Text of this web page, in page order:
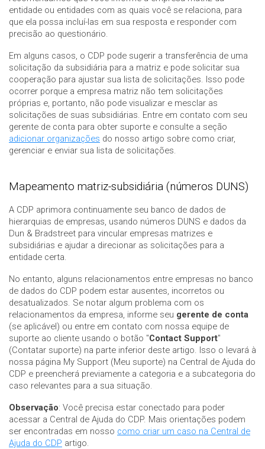
entidade ou entidades com as quais você se relaciona, para
que ela possa incluí-las em sua resposta e responder com
precisão ao questionário.
Em alguns casos, o CDP pode sugerir a transferência de uma
solicitação da subsidiária para a matriz e pode solicitar sua
cooperação para ajustar sua lista de solicitações. Isso pode
ocorrer porque a empresa matriz não tem solicitações
próprias e, portanto, não pode visualizar e mesclar as
solicitações de suas subsidiárias. Entre em contato com seu
gerente de conta para obter suporte e consulte a seção
adicionar organizações do nosso artigo sobre como criar,
gerenciar e enviar sua lista de solicitações.
Mapeamento matriz-subsidiária (números DUNS)
A CDP aprimora continuamente seu banco de dados de
hierarquias de empresas, usando números DUNS e dados da
Dun & Bradstreet para vincular empresas matrizes e
subsidiárias e ajudar a direcionar as solicitações para a
entidade certa.
No entanto, alguns relacionamentos entre empresas no banco
de dados do CDP podem estar ausentes, incorretos ou
desatualizados. Se notar algum problema com os
relacionamentos da empresa, informe seu gerente de conta
(se aplicável) ou entre em contato com nossa equipe de
suporte ao cliente usando o botão "Contact Support"
(Contatar suporte) na parte inferior deste artigo. Isso o levará à
nossa página My Support (Meu suporte) na Central de Ajuda do
CDP e preencherá previamente a categoria e a subcategoria do
caso relevantes para a sua situação.
Observação: Você precisa estar conectado para poder
acessar a Central de Ajuda do CDP. Mais orientações podem
ser encontradas em nosso como criar um caso na Central de
Ajuda do CDP artigo.